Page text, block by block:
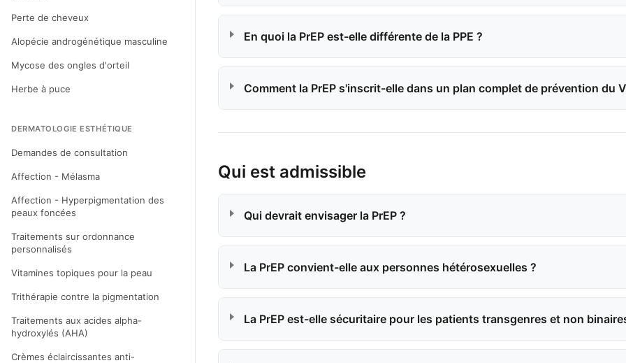
Perte de cheveux
Alopécie androgénétique masculine
Mycose des ongles d'orteil
Herbe à puce
DERMATOLOGIE ESTHÉTIQUE
Demandes de consultation
Affection - Mélasma
Affection - Hyperpigmentation des
peaux foncées
Traitements sur ordonnance
personnalisés
Vitamines topiques pour la peau
Trithérapie contre la pigmentation
Traitements aux acides alpha-
hydroxylés (AHA)
Crèmes éclaircissantes anti-
En quoi la PrEP est-elle différente de la PPE ?
Comment la PrEP s'inscrit-elle dans un plan complet de prévention du
Qui est admissible
Qui devrait envisager la PrEP ?
La PrEP convient-elle aux personnes hétérosexuelles ?
La PrEP est-elle sécuritaire pour les patients transgenres et non